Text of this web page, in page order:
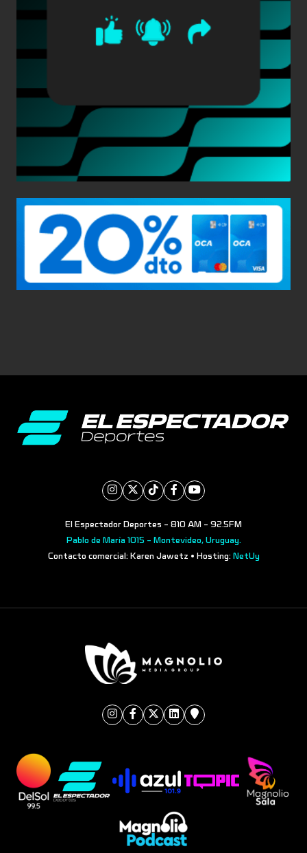
El Espectador Deportes - 810 AM - 92.5FM
Pablo de María 1015 - Montevideo, Uruguay.
Contacto comercial: Karen Jawetz • Hosting: NetUy